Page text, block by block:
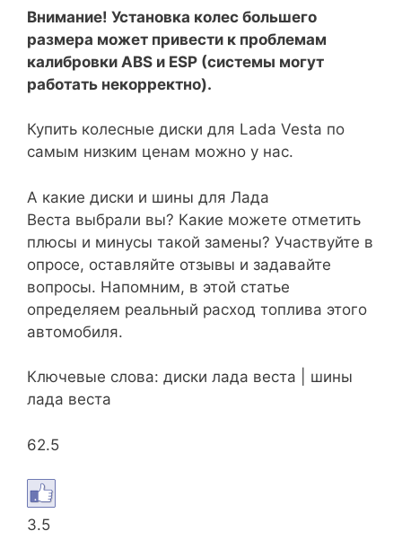
Внимание! Установка колес большего
размера может привести к проблемам
калибровки ABS и ESP (системы могут
работать некорректно).
Купить колесные диски для Lada Vesta по
самым низким ценам можно у нас.
А какие диски и шины для Лада
Веста выбрали вы? Какие можете отметить
плюсы и минусы такой замены? Участвуйте в
опросе, оставляйте отзывы и задавайте
вопросы. Напомним, в этой статье
определяем реальный расход топлива этого
автомобиля.
Ключевые слова: диски лада веста | шины
лада веста
62.5
3.5